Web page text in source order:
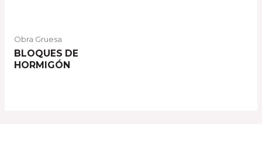
Obra Gruesa
BLOQUES DE
HORMIGÓN